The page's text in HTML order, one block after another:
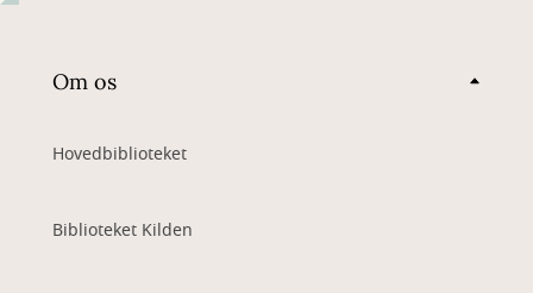
Om os
Hovedbiblioteket
Biblioteket Kilden